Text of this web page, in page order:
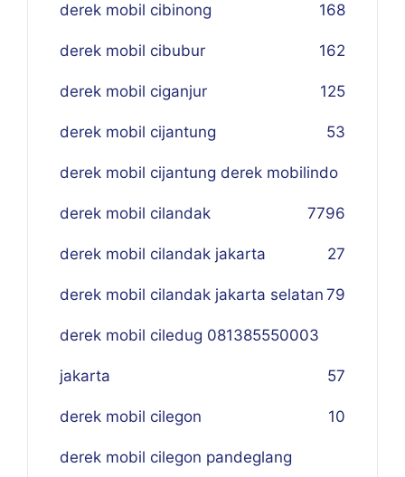
derek mobil cibinong 168
derek mobil cibubur 162
derek mobil ciganjur 125
derek mobil cijantung 53
derek mobil cijantung derek mobilindo
96
derek mobil cilandak 77
derek mobil cilandak jakarta 27
derek mobil cilandak jakarta selatan 79
derek mobil ciledug 081385550003
jakarta 57
derek mobil cilegon 10
derek mobil cilegon pandeglang